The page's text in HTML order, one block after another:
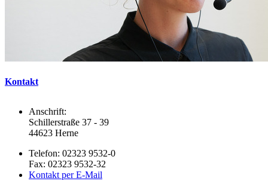
Kontakt
Anschrift:
Schillerstraße 37 - 39
44623 Herne
Telefon: 02323 9532-0
Fax: 02323 9532-32
Kontakt per E-Mail